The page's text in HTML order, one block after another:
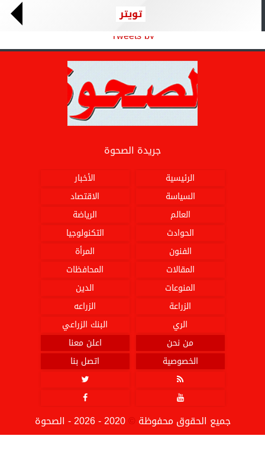
تويتر
Tweets by
جريدة الصحوة
الرئيسية
الأخبار
السياسة
الاقتصاد
العالم
الرياضة
الحوادث
التكنولوجيا
الفنون
المرأة
المقالات
المحافظات
المنوعات
الدين
الزراعة
الزراعه
الري
البنك الزراعي
من نحن
اعلن معنا
الخصوصية
اتصل بنا




جميع الحقوق محفوظة ©2020 - 2026 - الصحوة